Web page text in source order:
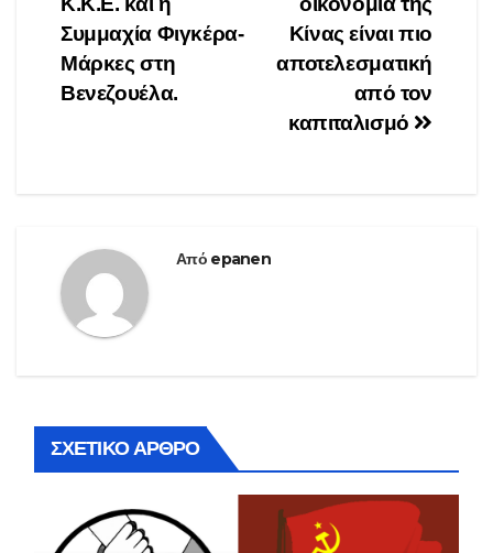
Κίνας είναι πιο
αποτελεσματική
από τον
καπιταλισμό
Συμμαχία Φιγκέρα-
Μάρκες στη
Βενεζουέλα.
Από epanen
ΣΧΕΤΙΚΌ ΆΡΘΡΟ